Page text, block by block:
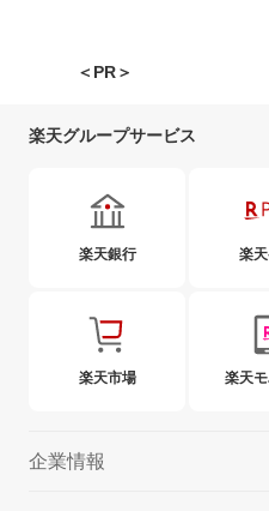
＜PR＞
楽天グループサービス
楽天銀行 楽
楽天市場 楽天
企業情報